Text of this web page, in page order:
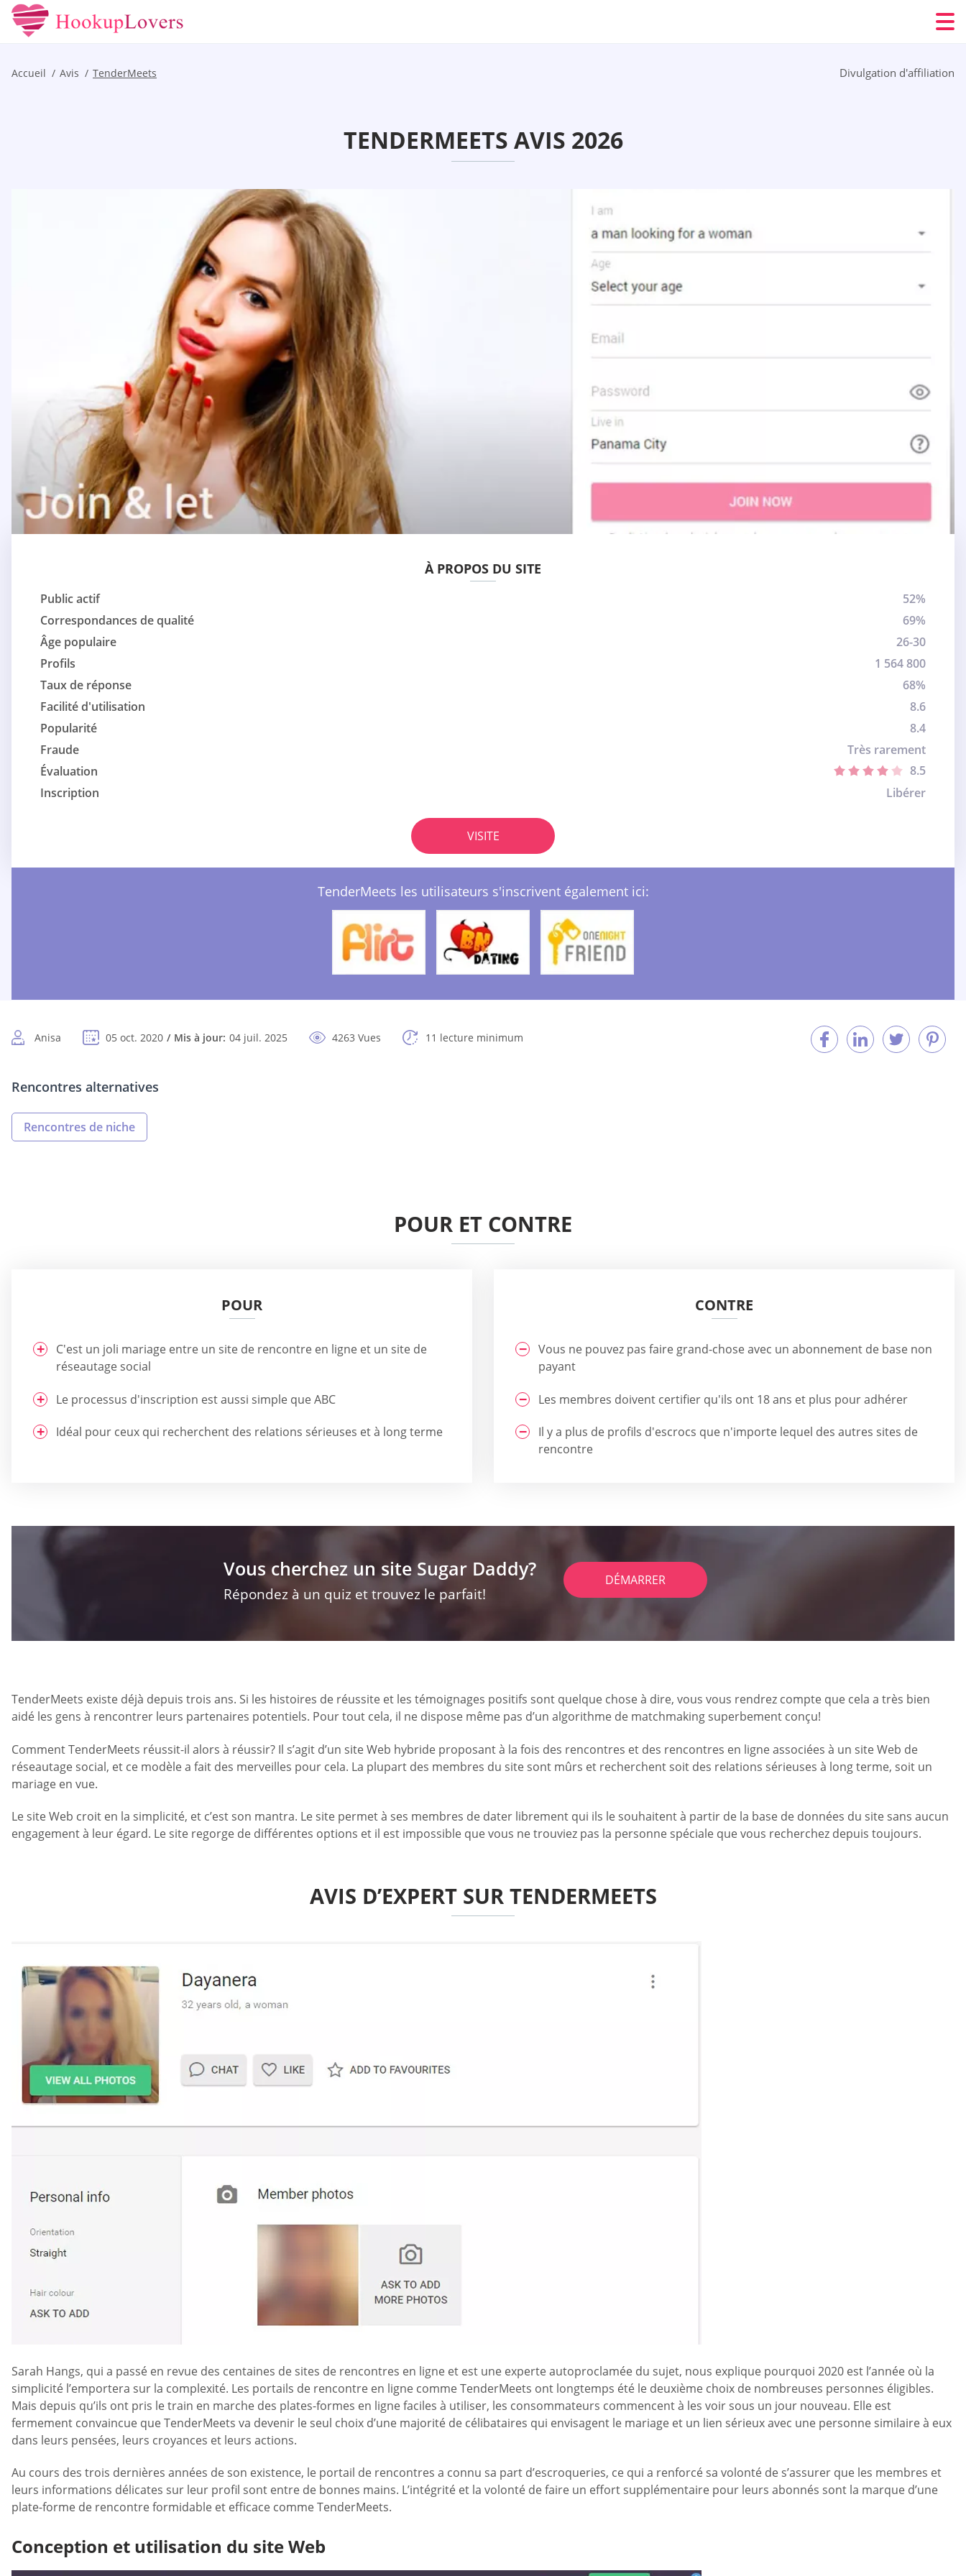
Accueil Avis TenderMeets Divulgation d'affiliation
TENDERMEETS AVIS 2026
À PROPOS DU SITE
Public actif
52%
Correspondances de qualité
69%
Âge populaire
26-30
Profils
1 564 800
Taux de réponse
68%
Facilité d'utilisation
8.6
Popularité
8.4
Fraude
Très rarement
Évaluation
8.5
Inscription
Libérer
VISITE
TenderMeets les utilisateurs s'inscrivent également ici:
Anisa 05 oct. 2020 Mis à jour: 04 juil. 2025 4263 Vues 11 lecture minimum
Rencontres alternatives
Rencontres de niche
POUR ET CONTRE
POUR
C'est un joli mariage entre un site de rencontre en ligne et un site de
réseautage social
Le processus d'inscription est aussi simple que ABC
Idéal pour ceux qui recherchent des relations sérieuses et à long terme
CONTRE
Vous ne pouvez pas faire grand-chose avec un abonnement de base non
payant
Les membres doivent certifier qu'ils ont 18 ans et plus pour adhérer
Il y a plus de profils d'escrocs que n'importe lequel des autres sites de
rencontre
Vous cherchez un site Sugar Daddy?
Répondez à un quiz et trouvez le parfait!
DÉMARRER
TenderMeets existe déjà depuis trois ans. Si les histoires de réussite et les témoignages positifs sont quelque chose à dire, vous vous rendrez compte que cela a très bien
aidé les gens à rencontrer leurs partenaires potentiels. Pour tout cela, il ne dispose même pas d’un algorithme de matchmaking superbement conçu!
Comment TenderMeets réussit-il alors à réussir? Il s’agit d’un site Web hybride proposant à la fois des rencontres et des rencontres en ligne associées à un site Web de
réseautage social, et ce modèle a fait des merveilles pour cela. La plupart des membres du site sont mûrs et recherchent soit des relations sérieuses à long terme, soit un
mariage en vue.
Le site Web croit en la simplicité, et c’est son mantra. Le site permet à ses membres de dater librement qui ils le souhaitent à partir de la base de données du site sans aucun
engagement à leur égard. Le site regorge de différentes options et il est impossible que vous ne trouviez pas la personne spéciale que vous recherchez depuis toujours.
AVIS D’EXPERT SUR TENDERMEETS
Sarah Hangs, qui a passé en revue des centaines de sites de rencontres en ligne et est une experte autoproclamée du sujet, nous explique pourquoi 2020 est l’année où la
simplicité l’emportera sur la complexité. Les portails de rencontre en ligne comme TenderMeets ont longtemps été le deuxième choix de nombreuses personnes éligibles.
Mais depuis qu’ils ont pris le train en marche des plates-formes en ligne faciles à utiliser, les consommateurs commencent à les voir sous un jour nouveau. Elle est
fermement convaincue que TenderMeets va devenir le seul choix d’une majorité de célibataires qui envisagent le mariage et un lien sérieux avec une personne similaire à eux
dans leurs pensées, leurs croyances et leurs actions.
Au cours des trois dernières années de son existence, le portail de rencontres a connu sa part d’escroqueries, ce qui a renforcé sa volonté de s’assurer que les membres et
leurs informations délicates sur leur profil sont entre de bonnes mains. L’intégrité et la volonté de faire un effort supplémentaire pour leurs abonnés sont la marque d’une
plate-forme de rencontre formidable et efficace comme TenderMeets.
Conception et utilisation du site Web